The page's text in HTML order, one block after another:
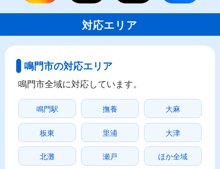
対応エリア
鳴門市の対応エリア
鳴門市全域に対応しています。
鳴門駅 撫養 大麻
板東 里浦 大津
北灘 瀬戸 ほか全域